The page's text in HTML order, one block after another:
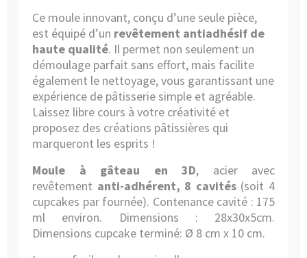
Ce moule innovant, conçu d’une seule pièce,
est équipé d’un revêtement antiadhésif de
haute qualité. Il permet non seulement un
démoulage parfait sans effort, mais facilite
également le nettoyage, vous garantissant une
expérience de pâtisserie simple et agréable.
Laissez libre cours à votre créativité et
proposez des créations pâtissières qui
marqueront les esprits !
Moule à gâteau en 3D, acier avec
revêtement anti-adhérent, 8 cavités(soit 4
cupcakes par fournée). Contenance cavité : 175
ml environ. Dimensions : 28x30x5cm.
Dimensions cupcake terminé: Ø 8 cm x 10 cm.